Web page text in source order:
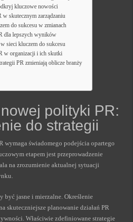
kluczowe nowości
skutecznym zarządzaniu
do sukcesu w zmianach
dla lepszych wyników
sieci kluczem do sukcesu
w organizacji i ich skutki
PR zmieniają oblicze branży
polityki PR:
do strategii
świadomego podejścia opartego
etapem jest przeprowadzenie
na zrozumienie aktualnej sytuacji
być jasne i mierzalne. Określenie
skuteczniejsze planowanie działań PR
Właściwie zdefiniowane strategie